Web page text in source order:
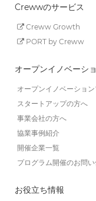
Crewwのサービス
Creww Growth
PORT by Creww
オープンイノベーシ
オープンイノベーショ
スタートアップの方へ
事業会社の方へ
協業事例紹介
開催企業一覧
プログラム開催のお問
お役立ち情報